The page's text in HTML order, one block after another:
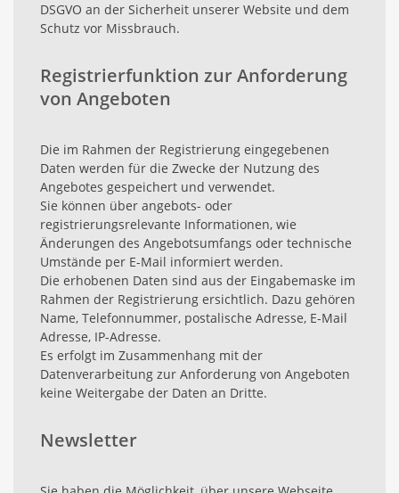
DSGVO an der Sicherheit unserer Website und dem
Schutz vor Missbrauch.
Registrierfunktion zur Anforderung
von Angeboten
Die im Rahmen der Registrierung eingegebenen
Daten werden für die Zwecke der Nutzung des
Angebotes gespeichert und verwendet.
Sie können über angebots- oder
registrierungsrelevante Informationen, wie
Änderungen des Angebotsumfangs oder technische
Umstände per E-Mail informiert werden.
Die erhobenen Daten sind aus der Eingabemaske im
Rahmen der Registrierung ersichtlich. Dazu gehören
Name, Telefonnummer, postalische Adresse, E-Mail
Adresse, IP-Adresse.
Es erfolgt im Zusammenhang mit der
Datenverarbeitung zur Anforderung von Angeboten
keine Weitergabe der Daten an Dritte.
Newsletter